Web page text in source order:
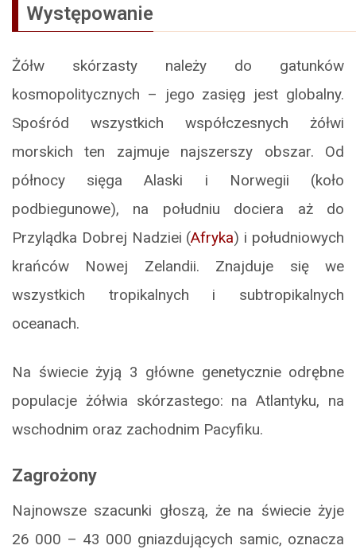
Występowanie
Żółw skórzasty należy do gatunków
kosmopolitycznych – jego zasięg jest globalny.
Spośród wszystkich współczesnych żółwi
morskich ten zajmuje najszerszy obszar. Od
północy sięga Alaski i Norwegii (koło
podbiegunowe), na południu dociera aż do
Przylądka Dobrej Nadziei (Afryka) i południowych
krańców Nowej Zelandii. Znajduje się we
wszystkich tropikalnych i subtropikalnych
oceanach.
Na świecie żyją 3 główne genetycznie odrębne
populacje żółwia skórzastego: na Atlantyku, na
wschodnim oraz zachodnim Pacyfiku.
Zagrożony
Najnowsze szacunki głoszą, że na świecie żyje
26 000 – 43 000 gniazdujących samic, oznacza